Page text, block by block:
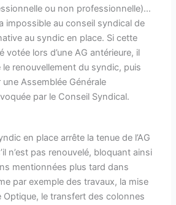
ou non professionnelle)…
impossible au conseil syndical de
au syndic en place. Si cette
votée lors d’une AG antérieure, il
renouvellement du syndic, puis
Assemblée Générale
par le Conseil Syndical.
en place arrête la tenue de l’AG
n’est pas renouvelé, bloquant ainsi
mentionnées plus tard dans
par exemple des travaux, la mise
Optique, le transfert des colonnes